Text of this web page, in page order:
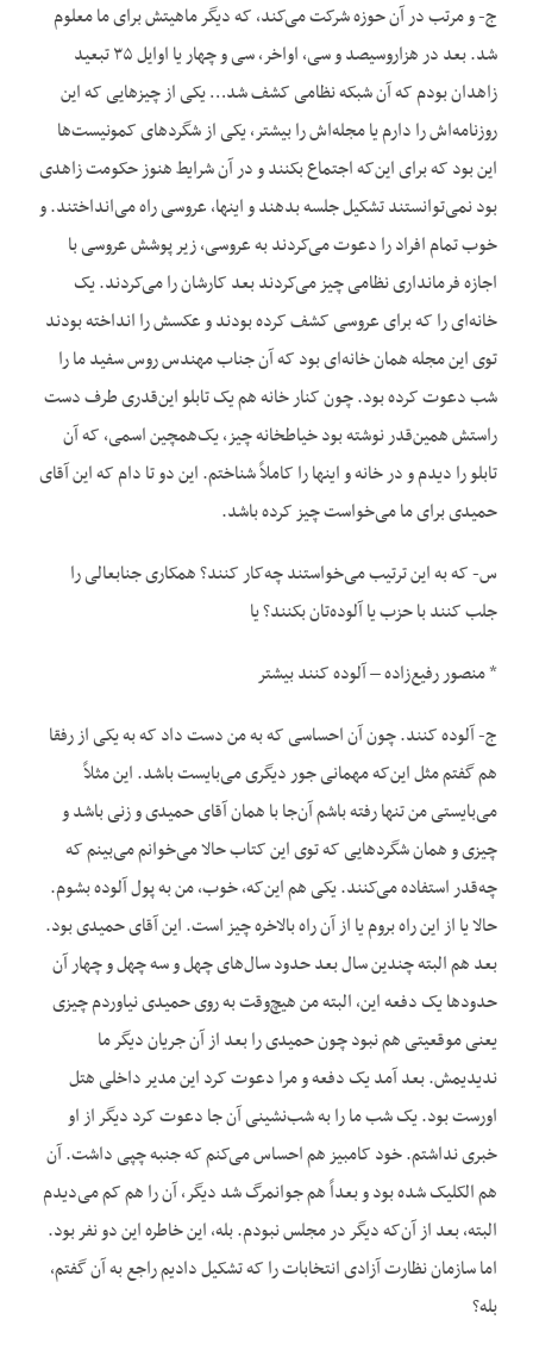
ج- و مرتب در آن حوزه شرکت می‌کند، که دیگر ماهیتش برای ما معلوم
شد. بعد در هزاروسیصد و سی، اواخر، سی و چهار یا اوایل ۳۵ تبعید
زاهدان بودم که آن شبکه نظامی کشف شد… یکی از چیزهایی که این
روزنامه‌اش را دارم یا مجله‌اش را بیشتر، یکی از شگردهای کمونیست‌ها
این بود که برای این‌که اجتماع بکنند و در آن شرایط هنوز حکومت زاهدی
بود نمی‌توانستند تشکیل جلسه بدهند و اینها، عروسی راه می‌انداختند. و
خوب تمام افراد را دعوت می‌کردند به عروسی، زیر پوشش عروسی با
اجازه فرمانداری نظامی چیز می‌کردند بعد کارشان را می‌کردند. یک
خانه‌ای را که برای عروسی کشف کرده بودند و عکسش را انداخته بودند
توی این مجله همان خانه‌ای بود که آن جناب مهندس روس سفید ما را
شب دعوت کرده بود. چون کنار خانه هم یک تابلو این‌قدری طرف دست
راستش همین‌قدر نوشته بود خیاطخانه چیز، یک‌همچین اسمی، که آن
تابلو را دیدم و در خانه و اینها را کاملاً شناختم. این دو تا دام که این آقای
حمیدی برای ما می‌خواست چیز کرده باشد.
س- که به این ترتیب می‌خواستند چه‌کار کنند؟ همکاری جنابعالی را
جلب کنند با حزب یا آلوده‌تان بکنند؟ یا
* منصور رفیع‌زاده – آلوده کنند بیشتر
ج- آلوده کنند. چون آن احساسی که به من دست داد که به یکی از رفقا
هم گفتم مثل این‌که مهمانی جور دیگری می‌بایست باشد. این مثلاً
می‌بایستی من تنها رفته باشم آن‌جا با همان آقای حمیدی و زنی باشد و
چیزی و همان شگردهایی که توی این کتاب حالا می‌خوانم می‌بینم که
چه‌قدر استفاده می‌کنند. یکی هم این‌که، خوب، من به پول آلوده بشوم.
حالا یا از این راه بروم یا از آن راه بالاخره چیز است. این آقای حمیدی بود.
بعد هم البته چندین سال بعد حدود سال‌های چهل و سه چهل و چهار آن
حدودها یک دفعه این، البته من هیچ‌وقت به روی حمیدی نیاوردم چیزی
یعنی موقعیتی هم نبود چون حمیدی را بعد از آن جریان دیگر ما
ندیدیمش. بعد آمد یک دفعه و مرا دعوت کرد این مدیر داخلی هتل
اورست بود. یک شب ما را به شب‌نشینی آن جا دعوت کرد دیگر از او
خبری نداشتم. خود کامبیز هم احساس می‌کنم که جنبه چپی داشت. آن
هم الکلیک شده بود و بعداً هم جوانمرگ شد دیگر، آن را هم کم می‌دیدم
البته، بعد از آن‌که دیگر در مجلس نبودم. بله، این خاطره این دو نفر بود.
اما سازمان نظارت آزادی انتخابات را که تشکیل دادیم راجع به آن گفتم،
بله؟